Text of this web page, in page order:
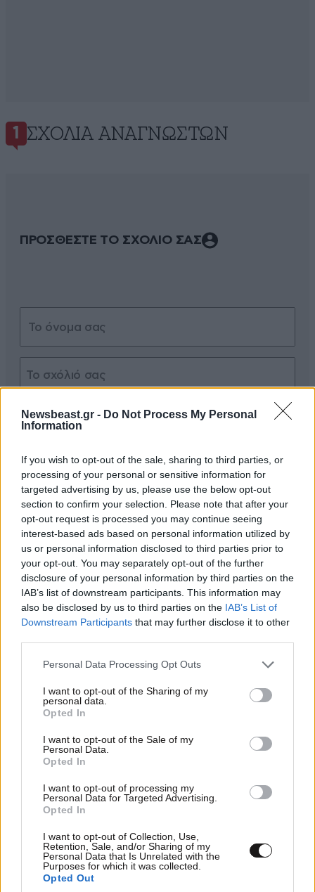
Newsbeast.gr - Do Not Process My Personal
Information
If you wish to opt-out of the sale, sharing to third parties, or
processing of your personal or sensitive information for
targeted advertising by us, please use the below opt-out
section to confirm your selection. Please note that after your
opt-out request is processed you may continue seeing
interest-based ads based on personal information utilized by
us or personal information disclosed to third parties prior to
your opt-out. You may separately opt-out of the further
disclosure of your personal information by third parties on the
IAB’s list of downstream participants. This information may
also be disclosed by us to third parties on the IAB’s List of
Downstream Participants that may further disclose it to other
Please note that this website/app uses one or more Google
not limited to your visit or usage behaviour. You may click to
grant or deny consent to Google and its third-party tags to
use your data for below specified purposes in below Google
consent section.
Personal Data Processing Opt Outs
I want to opt-out of the Sharing of my
personal data.
Opted In
I want to opt-out of the Sale of my
Personal Data.
Opted In
I want to opt-out of processing my
Personal Data for Targeted Advertising.
Opted In
I want to opt-out of Collection, Use,
Retention, Sale, and/or Sharing of my
Personal Data that Is Unrelated with the
Purposes for which it was collected.
Opted Out
1 ΣΧΌΛΙΑ ΑΝΑΓΝΩΣΤΏΝ
ΠΡΟΣΘΕΣΤΕ ΤΟ ΣΧΟΛΙΟ ΣΑΣ
Xαρακτήρες: 0/1000
ΠΡΟΣΘΗΚΗ
28·04·2017 16:22
Ευτυχώς που δεν ζω στην Καμπότζη να τρώω κάθε
μέρα ποινές απ'το υπουργείο πολιτισμού.
Απαντήστε 0